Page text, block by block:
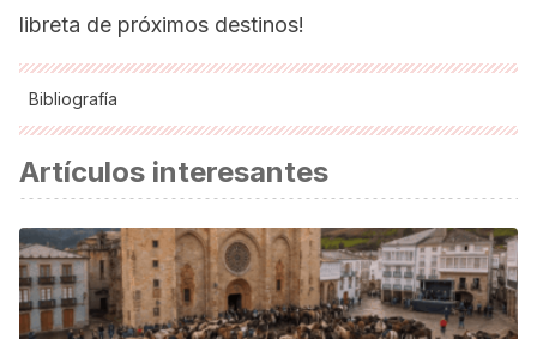
libreta de próximos destinos!
Bibliografía
Geographic. https://viajes.nationalgeographic.com.es/a/14-
Los 13 pueblos fantasmas más increíbles y espeluznantes
de todo el mundo. Infobae.
https://www.infobae.com/turismo/2019/10/28/los-13-
Artículos interesantes